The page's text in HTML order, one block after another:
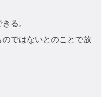
る。
ではないとのことで放